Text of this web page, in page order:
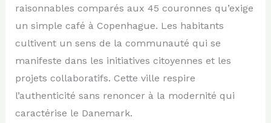
raisonnables comparés aux 45 couronnes qu’exige
un simple café à Copenhague. Les habitants
cultivent un sens de la communauté qui se
manifeste dans les initiatives citoyennes et les
projets collaboratifs. Cette ville respire
l’authenticité sans renoncer à la modernité qui
caractérise le Danemark.